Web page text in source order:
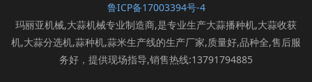
鲁ICP备17003394号-4
玛丽亚机械,大蒜机械专业制造商,是专业生产大蒜播种机,大蒜收获
机,大蒜分选机,蒜种机,蒜米生产线的生产厂家,质量好,品种全,售后服
务好，提供现场指导,销售热线:13791794885